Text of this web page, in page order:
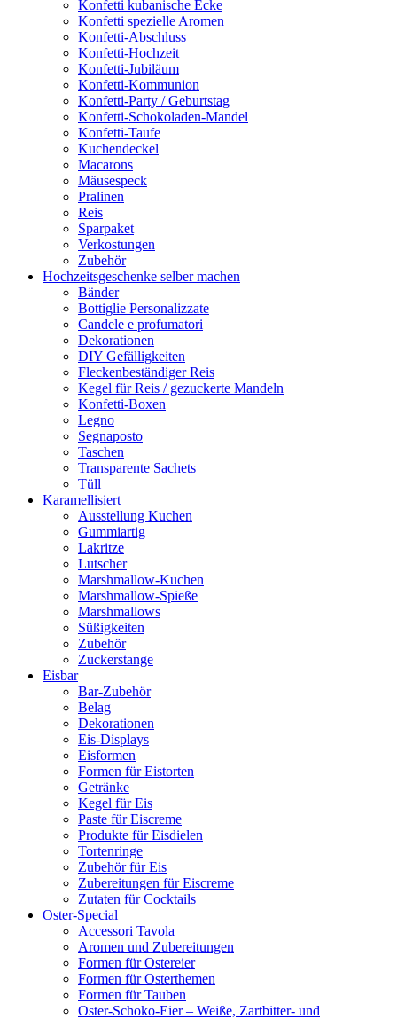
Konfetti kubanische Ecke
Konfetti spezielle Aromen
Konfetti-Abschluss
Konfetti-Hochzeit
Konfetti-Jubiläum
Konfetti-Kommunion
Konfetti-Party / Geburtstag
Konfetti-Schokoladen-Mandel
Konfetti-Taufe
Kuchendeckel
Macarons
Mäusespeck
Pralinen
Reis
Sparpaket
Verkostungen
Zubehör
Hochzeitsgeschenke selber machen
Bänder
Bottiglie Personalizzate
Candele e profumatori
Dekorationen
DIY Gefälligkeiten
Fleckenbeständiger Reis
Kegel für Reis / gezuckerte Mandeln
Konfetti-Boxen
Legno
Segnaposto
Taschen
Transparente Sachets
Tüll
Karamellisiert
Ausstellung Kuchen
Gummiartig
Lakritze
Lutscher
Marshmallow-Kuchen
Marshmallow-Spieße
Marshmallows
Süßigkeiten
Zubehör
Zuckerstange
Eisbar
Bar-Zubehör
Belag
Dekorationen
Eis-Displays
Eisformen
Formen für Eistorten
Getränke
Kegel für Eis
Paste für Eiscreme
Produkte für Eisdielen
Tortenringe
Zubehör für Eis
Zubereitungen für Eiscreme
Zutaten für Cocktails
Oster-Special
Accessori Tavola
Aromen und Zubereitungen
Formen für Ostereier
Formen für Osterthemen
Formen für Tauben
Oster-Schoko-Eier – Weiße, Zartbitter- und